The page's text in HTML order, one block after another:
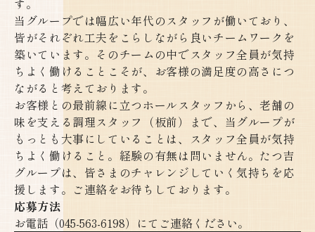
当グループでは幅広い年代のスタッフが働いており、
皆がそれぞれ工夫をこらしながら良いチームワークを
築いています。そのチームの中でスタッフ全員が気持
ちよく働けることこそが、お客様の満足度の高さにつ
ながると考えております。
お客様との最前線に立つホールスタッフから、老舗の
味を支える調理スタッフ（板前）まで、当グループが
もっとも大事にしていることは、スタッフ全員が気持
ちよく働けること。経験の有無は問いません。たつ吉
グループは、皆さまのチャレンジしていく気持ちを応
援します。ご連絡をお待ちしております。
応募方法
お電話（045-563-6198）にてご連絡ください。​​​​​​​